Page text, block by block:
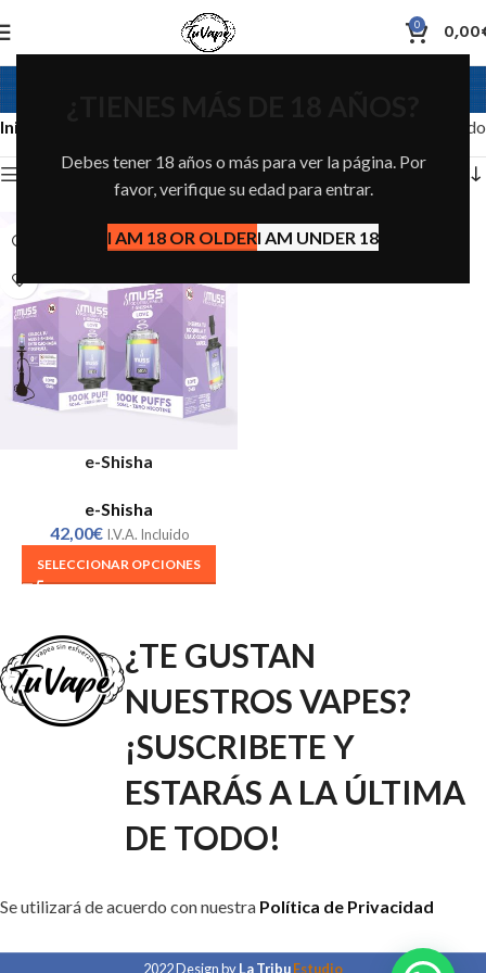
Debes tener 18 años o más para ver la página. Por
favor, verifique su edad para entrar.
I AM 18 OR OLDERI AM UNDER 18
0 0,00
Inicio Mostrando el único resultado
Show sidebar
SOLD OUT
e-Shisha
e-Shisha
42,00€ I.V.A. Incluido
SELECCIONAR OPCIONES
¿TE GUSTAN
NUESTROS VAPES?
¡SUSCRIBETE Y
ESTARÁS A LA ÚLTIMA
DE TODO!
Se utilizará de acuerdo con nuestra Política de Privacidad
2022 Design byLa TribuEstudio